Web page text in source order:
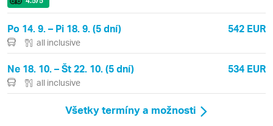
Po 14. 9. – Pi 18. 9. (5 dní) 542 EUR
all inclusive
Ne 18. 10. – Št 22. 10. (5 dní) 534 EUR
all inclusive
Všetky termíny a možnosti